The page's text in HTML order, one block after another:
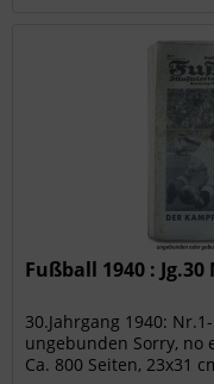
Fußball 1940 :
30.Jahrgang 1940:
ungebunden Sorry, no
Ca. 800 Seiten, 23x31